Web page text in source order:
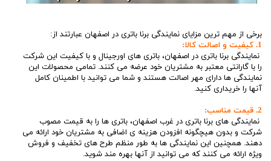
برخی از مهم ترین مزایای نمایندگی برنا باتری در اصفهان عبارتند از:
1. کیفیت و اصالت کالا:
نمایندگی برنا باتری در اصفهان، باتری های اورجینال و با کیفیت این شرکت
را با گارانتی معتبر به مشتریان خود عرضه می کنند. تمامی محصولات این
نمایندگی ها دارای مهر اصالت هستند و شما می توانید با اطمینان کامل
آنها را خریداری کنید.
2. قیمت مناسب:
نمایندگی های برنا باتری در غرب اصفهان، باتری ها را به قیمت مصوب
شرکت و بدون هیچگونه افزودن هزینه ی اضافی به مشتریان خود ارائه می
دهند. همچنین این نمایندگی ها به طور منظم طرح های تخفیف و فروش
ویژه ارائه می کنند که می توانید از آنها بهره مند شوید.